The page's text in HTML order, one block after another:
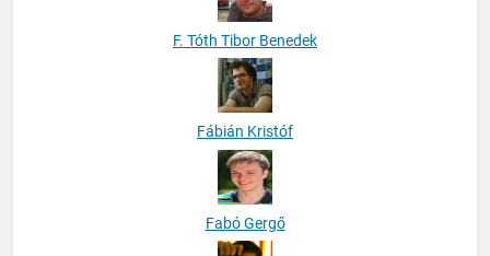
F. Tóth Tibor Benedek
Fábián Kristóf
Fabó Gergő